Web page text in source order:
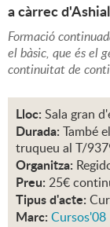
a càrrec d'Ashial
Formació
el bàsic, que és el
continuitat de
Lloc: Sala gran
Durada: També
truqueu al T/
Organitza:
Preu: 25€
Tipus d'acte:
Marc: Cursos'08